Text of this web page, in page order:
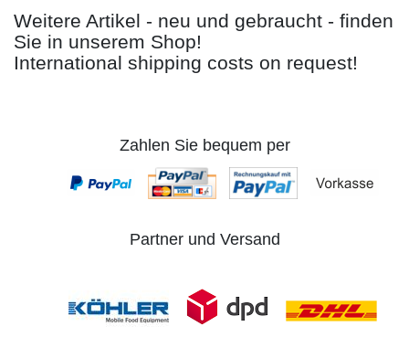
Weitere Artikel - neu und gebraucht - finden
Sie in unserem Shop!
International shipping costs on request!
Zahlen Sie bequem per
Partner und Versand